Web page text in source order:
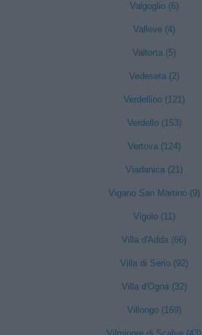
Valgoglio (6)
Valleve (4)
Valtorta (5)
Vedeseta (2)
Verdellino (121)
Verdello (153)
Vertova (124)
Viadanica (21)
Vigano San Martino (9)
Vigolo (11)
Villa d'Adda (66)
Villa di Serio (92)
Villa d'Ogna (32)
Villongo (169)